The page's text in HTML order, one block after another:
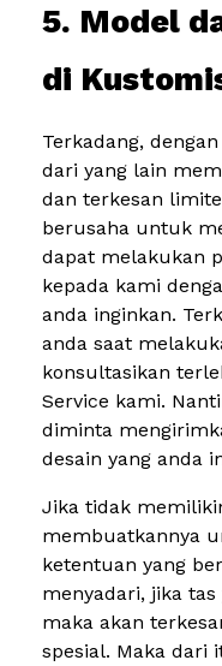
5. Model
di
Terkadang,
dari yang lain
dan terkesan
berusaha untuk
dapat melakukan
kepada kami
anda inginkan.
anda saat
konsultasikan
Service kami.
diminta
desain yang anda
Jika tidak
membuatkannya
ketentuan yang
menyadari, jika
maka akan
spesial. Maka dari